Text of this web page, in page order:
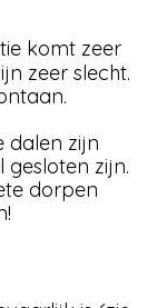
komt zeer
zeer slecht.
dalen zijn
gesloten zijn.
dorpen